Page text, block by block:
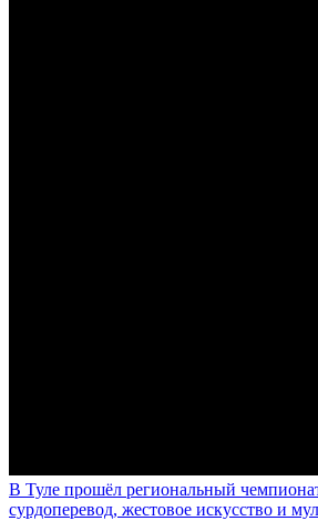
В Туле прошёл региональный
сурдоперевод, жестовое искусство и